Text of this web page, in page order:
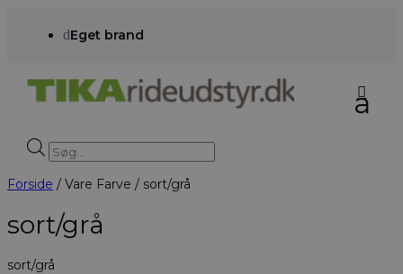
dEget brand
Products
search
Forside / Vare Farve / sort/grå
sort/grå
sort/grå